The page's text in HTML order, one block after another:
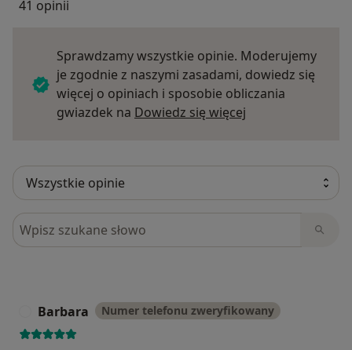
41 opinii
Sprawdzamy wszystkie opinie. Moderujemy
je zgodnie z naszymi zasadami, dowiedz się
więcej o opiniach i sposobie obliczania
gwiazdek na Dowiedz się więcej
Szukaj w opiniach
Barbara Numer telefonu zweryfikowany